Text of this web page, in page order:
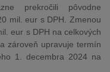
prekročili pôvodne
mil. eur s DPH. Zmenou
eur s DPH na celkových
zároveň upravuje termín
1. decembra 2024 na